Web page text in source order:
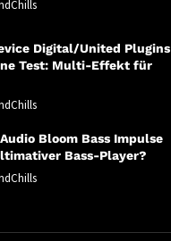
Digital/United Plugins
Test: Multi-Effekt für
Bloom Bass Impulse
Bass-Player?